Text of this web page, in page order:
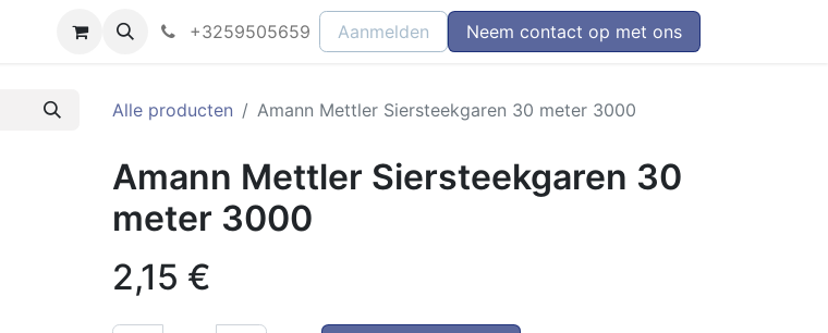
+3259505659 Aanmelden Neem contact op met ons
Alle producten Amann Mettler Siersteekgaren 30 meter 3000
Amann Mettler Siersteekgaren 30
meter 3000
2,15 €